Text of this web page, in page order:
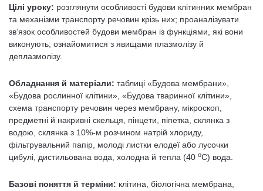
Цілі уроку: розглянути особливості будови клітинних мембран
та механізми транспорту речовин крізь них; проаналізувати
зв’язок особливостей будови мембран із функціями, які вони
виконують; ознайомитися з явищами плазмолізу й
деплазмолізу.
Обладнання й матеріали: таблиці «Будова мембрани»,
«Будова рослинної клітини», «Будова тваринної клітини»,
схема транспорту речовин через мембрану, мікроскоп,
предметні й накривні скельця, пінцети, піпетка, склянка з
водою, склянка з 10%-м розчином натрій хлориду,
фільтрувальний папір, молоді листки елодеї або лусочки
цибулі, дистильована вода, холодна й тепла (40 oС) вода.
Базові поняття й терміни: клітина, біологічна мембрана,